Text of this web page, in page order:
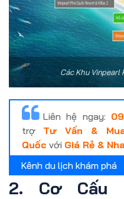
Các Khu Vinpearl
Liên hệ ngay:
trợ Tư Vấn &
Quốc với Giá Rẻ &
2. Cơ Cấu